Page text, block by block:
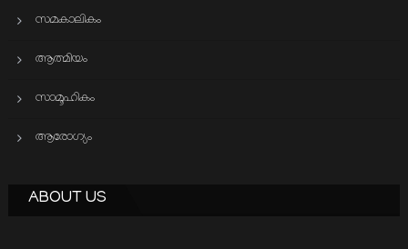
സമകാലികം
ആത്മിയം
സാമൂഹികം
ആരോഗ്യം
ABOUT US